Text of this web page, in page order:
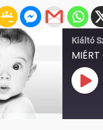
Kiáltó
Play